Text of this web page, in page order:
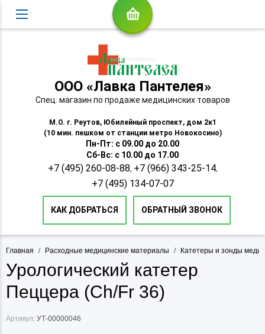
ООО «Лавка Пантелея»
Спец. магазин по продаже медицинских товаров
М.О. г. Реутов, Юбилейный проспект, дом 2к1
(10 мин. пешком от станции метро Новокосино)
Пн-Пт: с 09.00 до 20.00
Сб-Вс: с 10.00 до 17.00
+7 (495) 260-08-88, +7 (966) 343-25-14,
+7 (495) 134-07-07
КАК ДОБРАТЬСЯ ОБРАТНЫЙ ЗВОНОК
Главная / Расходные медицинские материалы / Катетеры и зонды
Урологический катетер
Пеццера (Ch/Fr 36)
Артикул: УТ-00000046